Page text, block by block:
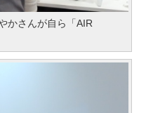
かさんが自ら「AIR